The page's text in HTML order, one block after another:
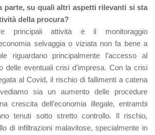
parte, su quali altri aspetti rilevanti si sta
della procura?
principali attività è il monitoraggio
selvaggia o viziata non fa bene a
riguardano principalmente l’accesso al
delle eventuali crisi d’impresa. Con la crisi
al Covid, il rischio di fallimenti a catena
sia un aumento delle procedure
crescita dell’economia illegale, entrambi
tenuti sotto stretto controllo. Il rischio,
di infiltrazioni malavitose, specialmente in